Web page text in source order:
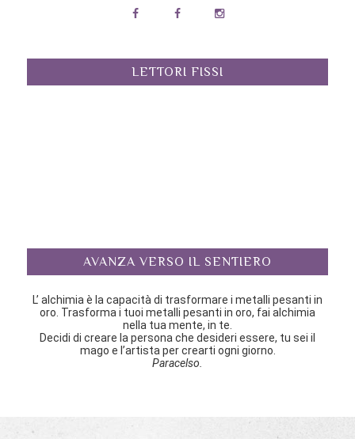
LETTORI FISSI
AVANZA VERSO IL SENTIERO
L’ alchimia è la capacità di trasformare i metalli pesanti in
oro. Trasforma i tuoi metalli pesanti in oro, fai alchimia
nella tua mente, in te.
Decidi di creare la persona che desideri essere, tu sei il
mago e l’artista per crearti ogni giorno.
Paracelso.